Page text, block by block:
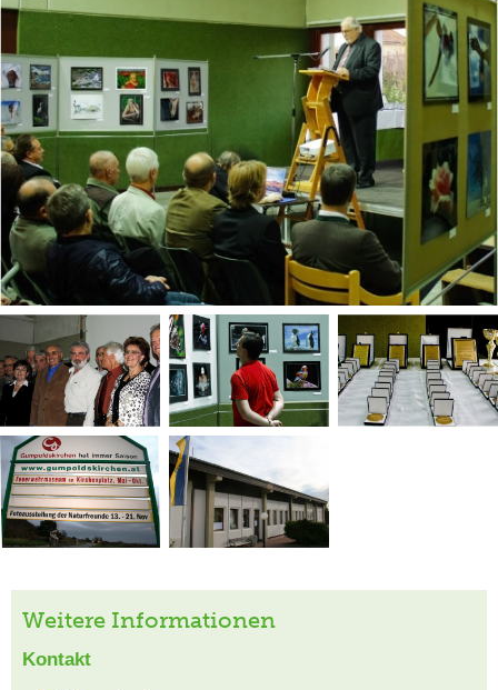
Weitere Informationen
Kontakt